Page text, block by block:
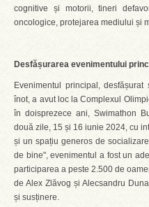
cognitive și motorii, tineri
oncologice, protejarea mediului și
Desfășurarea evenimentului
Evenimentul principal,
înot, a avut loc la Complexul
în doisprezece ani, Swimathon
două zile, 15 și 16 iunie 2024, cu
și un spațiu generos de
de bine", evenimentul a fost un
participarea a peste 2.500 de
de Alex Zlăvog și Alecsandru
și susținere.